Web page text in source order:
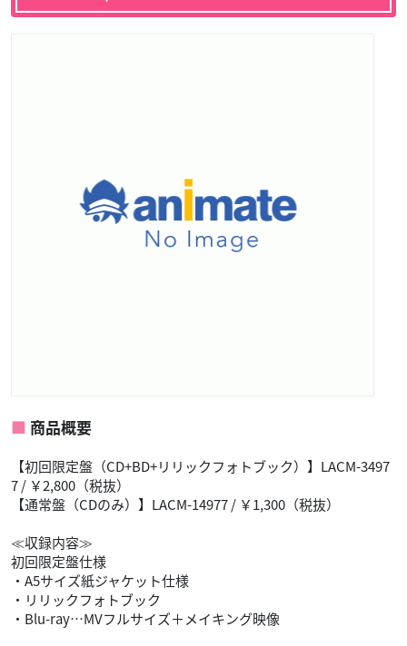
商品概要
【初回限定盤（CD+BD+リリックフォトブック）】LACM-3497
7 / ￥2,800（税抜）
【通常盤（CDのみ）】LACM-14977 / ￥1,300（税抜）
≪収録内容≫
初回限定盤仕様
・A5サイズ紙ジャケット仕様
・リリックフォトブック
・Blu-ray…MVフルサイズ＋メイキング映像